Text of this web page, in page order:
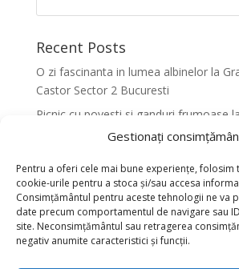
Gestionați
Pentru a oferi cele mai bune experiențe,
cookie-urile pentru a stoca și/sau accesa
Consimțământul pentru aceste tehnologii ne va
date precum comportamentul de navigare sau
site. Neconsimțământul sau retragerea
negativ anumite caracteristici și funcții.
Recent Posts
O zi fascinanta in lumea albinelor la
Castor Sector 2 Bucuresti
Picnic cu povesti si ganduri frumoase
Castor Sector 2 Bucuresti
Bucuresti
Activitati senzoriale creative pentru
armonioasa a copiilor la Gradinita
Bucuresti